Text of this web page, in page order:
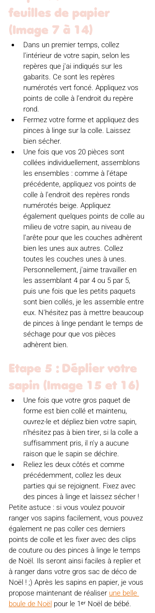
feuilles de papier
(Image 7 à 14)
Dans un premier temps, collez
l'intérieur de votre sapin, selon les
repères que j'ai indiqués sur les
gabarits. Ce sont les repères
numérotés vert foncé. Appliquez vos
points de colle à l'endroit du repère
rond.
Fermez votre forme et appliquez des
pinces à linge sur la colle. Laissez
bien sécher.
Une fois que vos 20 pièces sont
collées individuellement, assemblons
les ensembles : comme à l'étape
précédente, appliquez vos points de
colle à l'endroit des repères ronds
numérotés beige. Appliquez
également quelques points de colle au
milieu de votre sapin, au niveau de
l'arête pour que les couches adhèrent
bien les unes aux autres. Collez
toutes les couches unes à unes.
Personnellement, j'aime travailler en
les assemblant 4 par 4 ou 5 par 5,
puis une fois que les petits paquets
sont bien collés, je les assemble entre
eux. N'hésitez pas à mettre beaucoup
de pinces à linge pendant le temps de
séchage pour que vos pièces
adhèrent bien.
Etape 5 : Déplier votre
sapin (Image 15 et 16)
Une fois que votre gros paquet de
forme est bien collé et maintenu,
ouvrez-le et dépliez bien votre sapin,
n'hésitez pas à bien tirer, si la colle a
suffisamment pris, il n'y a aucune
raison que le sapin se déchire.
Reliez les deux côtés et comme
précédemment, collez les deux
parties qui se rejoignent. Fixez avec
des pinces à linge et laissez sécher !
Petite astuce : si vous voulez pouvoir
ranger vos sapins facilement, vous pouvez
également ne pas coller ces derniers
points de colle et les fixer avec des clips
de couture ou des pinces à linge le temps
de Noël. Ils seront ainsi faciles à replier et
à ranger dans votre gros sac de déco de
Noël ! ;) Après les sapins en papier, je vous
propose maintenant de réaliser une belle
boule de Noël pour le 1ᵉʳ Noël de bébé.